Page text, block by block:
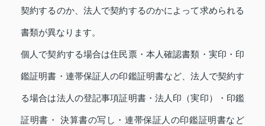
契約するのか、法人で契約するのかによって求められる
書類が異なります。
個人で契約する場合は住民票・本人確認書類・実印・印
鑑証明書・連帯保証人の印鑑証明書など、法人で契約す
る場合は法人の登記事項証明書・法人印（実印）・印鑑
証明書・ 決算書の写し・連帯保証人の印鑑証明書など